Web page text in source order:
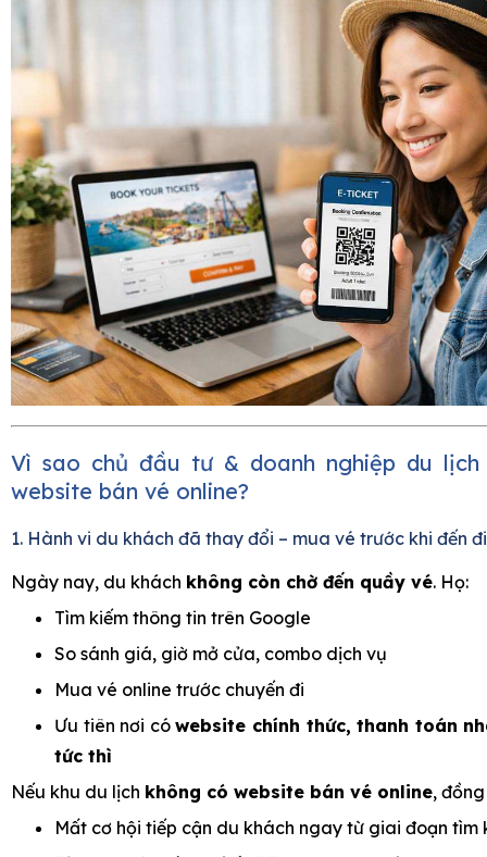
Vì sao chủ đầu tư & doanh nghiệp du
website bán vé online?
1. Hành vi du khách đã thay đổi – mua vé trước khi đến
Ngày nay, du khách không còn chờ đến quầy vé. Họ:
Tìm kiếm thông tin trên Google
So sánh giá, giờ mở cửa, combo dịch vụ
Mua vé online trước chuyến đi
Ưu tiên nơi cówebsite chính thức, thanh toán
tức thì
Nếu khu du lịch không có website bán vé online,
Mất cơ hội tiếp cận du khách ngay từ giai đoạn tìm